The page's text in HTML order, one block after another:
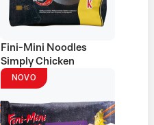
Fini-Mini Noodles
Simply Chicken
NOVO